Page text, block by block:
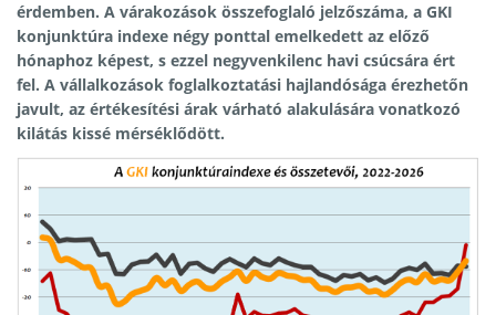
érdemben. A várakozások összefoglaló jelzőszáma, a GKI
konjunktúra indexe négy ponttal emelkedett az előző
hónaphoz képest, s ezzel negyvenkilenc havi csúcsára ért
fel. A vállalkozások foglalkoztatási hajlandósága érezhetőn
javult, az értékesítési árak várható alakulására vonatkozó
kilátás kissé mérséklődött.